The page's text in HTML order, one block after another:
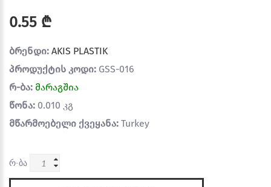
0.55 ₾
ბრენდი: AKIS PLASTIK
პროდუქტის კოდი: GSS-016
რ-ბა: მარაგშია
წონა: 0.010 კგ
მწარმოებელი ქვეყანა: Turkey
რ-ბა